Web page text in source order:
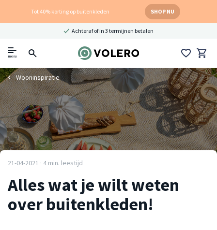
Tot 40% korting op buitenkleden SHOP NU
Achteraf of in 3 termijnen betalen
menu
Wooninspiratie
21-04-2021 · 4 min. leestijd
Alles wat je wilt weten
over buitenkleden!